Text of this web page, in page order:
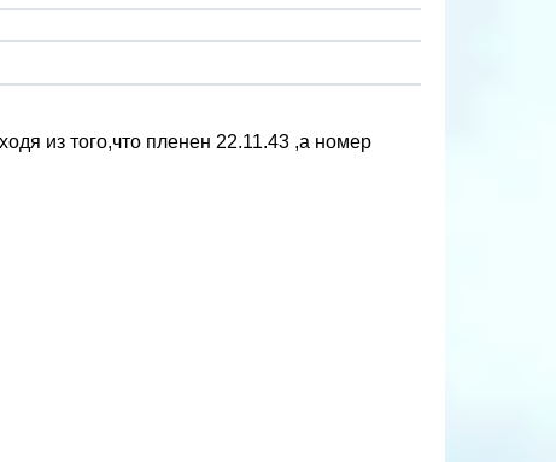
из того,что пленен 22.11.43 ,а номер